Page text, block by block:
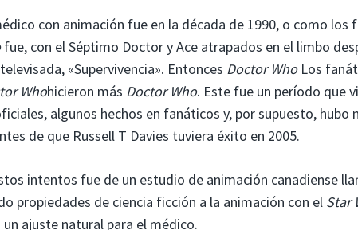
con animación fue en la década de 1990, o como los
fue, con el Séptimo Doctor y Ace atrapados en el limbo
«Supervivencia». Entonces Doctor WhoLos
Whohicieron más Doctor Who. Este fue un período que
algunos hechos en fanáticos y, por supuesto,
de que Russell T Davies tuviera éxito en 2005.
intentos fue de un estudio de animación canadiense
propiedades de ciencia ficción a la animación con el Star
ajuste natural para el médico.